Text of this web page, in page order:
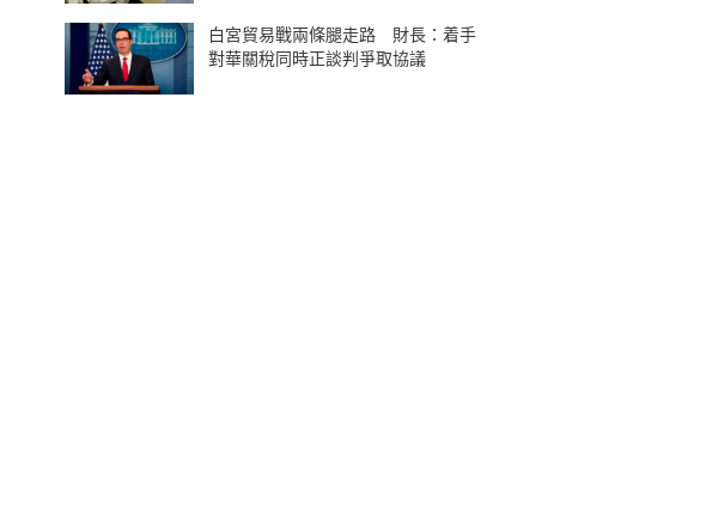
白宮貿易戰兩條腿走路 財長：着手
對華關稅同時正談判爭取協議